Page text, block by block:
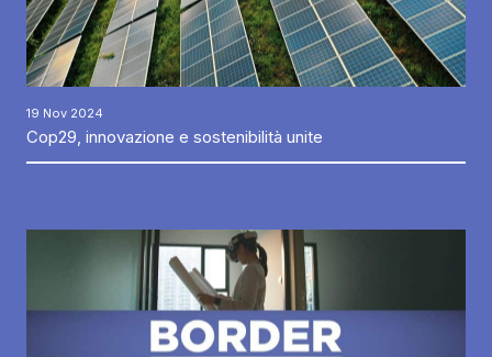
19 Nov 2024
Cop29, innovazione e sostenibilità unite